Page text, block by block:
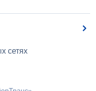
сетях